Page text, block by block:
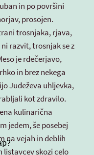
in po površini
prosojen.
trosnjaka, rjava,
razvit, trosnjak se z
je rdečerjavo,
in brez nekega
Judeževa uhljevka,
kot zdravilo.
kulinarična
jedem, še posebej
na vejah in deblih
listavcev skozi celo